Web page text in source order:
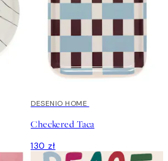
DESENIO HOME
Checkered Taca
130 zł